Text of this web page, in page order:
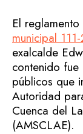
El
municipal
exalcalde
contenido
públicos que
Autoridad
Cuenca del
(AMSCLAE).